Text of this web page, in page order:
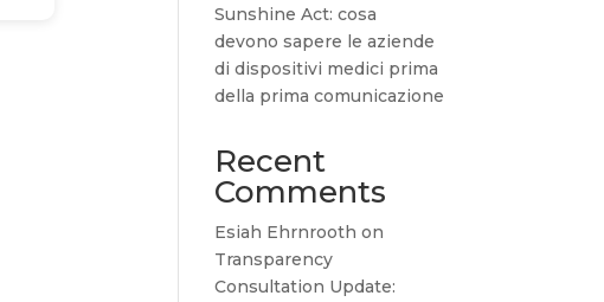
Sunshine Act: cosa
devono sapere le aziende
di dispositivi medici prima
della prima comunicazione
Recent
Comments
Esiah Ehrnrooth on
Transparency
Consultation Update: